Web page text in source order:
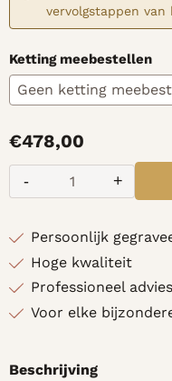
vervolgstappen
Ketting meebestellen
€478,00
+
-
Persoonlijk
Hoge kwaliteit
Professioneel advies
Voor elke
Beschrijving